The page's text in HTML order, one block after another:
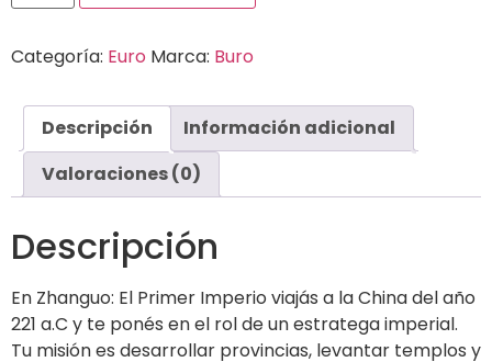
Categoría: Euro Marca: Buro
Descripción
Información adicional
Valoraciones (0)
Descripción
En Zhanguo: El Primer Imperio viajás a la China del año
221 a.C y te ponés en el rol de un estratega imperial.
Tu misión es desarrollar provincias, levantar templos y